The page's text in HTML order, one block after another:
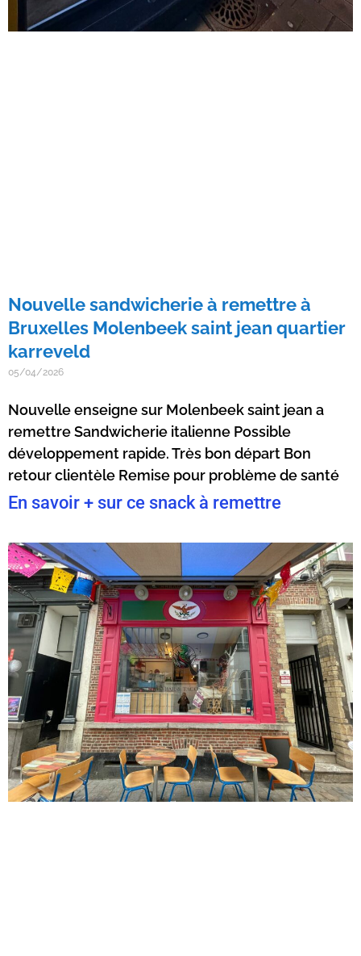
Nouvelle sandwicherie à remettre à
Bruxelles Molenbeek saint jean quartier
karreveld
05/04/2026
Nouvelle enseigne sur Molenbeek saint jean a
remettre Sandwicherie italienne Possible
développement rapide. Très bon départ Bon
retour clientèle Remise pour problème de santé
En savoir + sur ce snack à remettre